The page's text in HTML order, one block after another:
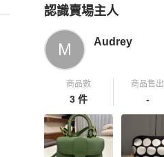
認識賣場主人
PopChill 拍拍圈嚴選賣家
M Audrey
商品數
3 件
商品售出
-